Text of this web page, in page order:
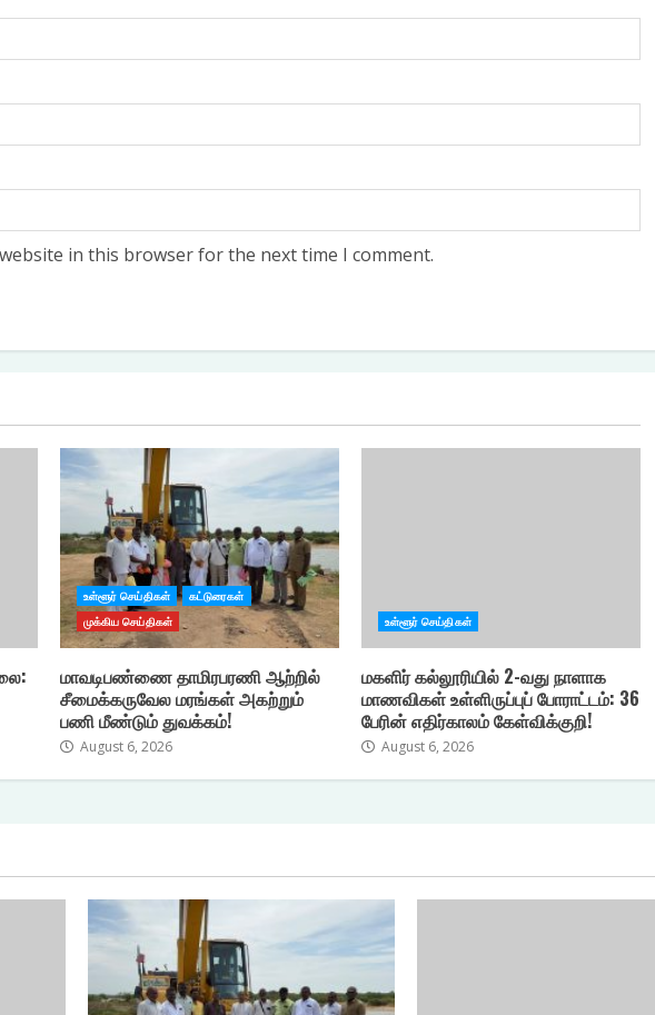
in this browser for the next time I comment.
உள்ளூர் செய்திகள்
கட்டுரைகள்
முக்கிய செய்திகள்
மாவடிபண்ணை தாமிரபரணி ஆற்றில்
சீமைக்கருவேல மரங்கள் அகற்றும்
பணி மீண்டும் துவக்கம்!
August 6, 2026
உள்ளூர் செய்திகள்
மகளிர் கல்லூரியில் 2-வது நாளாக
மாணவிகள் உள்ளிருப்புப் போராட்டம்: 36
பேரின் எதிர்காலம் கேள்விக்குறி!
August 6, 2026